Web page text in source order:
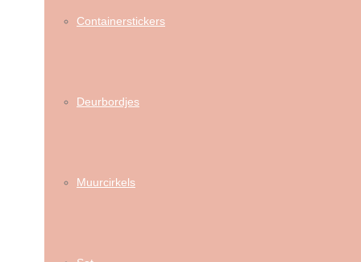
Containerstickers
Deurbordjes
Muurcirkels